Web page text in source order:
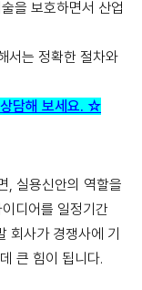
을 보호하면서 산업
서는 정확한 절차와
담해 보세요. ☆
, 실용신안의 역할을
디어를 일정기간
회사가 경쟁사에 기
큰 힘이 됩니다.